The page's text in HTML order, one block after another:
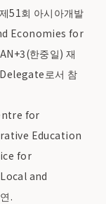
51회 아시아개발
Economies for
한중일) 재
로서 참
for
Education
for
and
.